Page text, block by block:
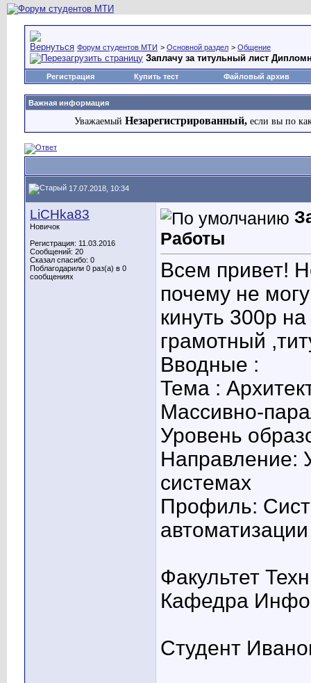
Форум студентов МТИ > Основной раздел > Общение
Заплачу за титульный лист
Регистрация Купить тест Файловый архив
Важная информация
Уважаемый Незарегистрированный, если вы по
17.07.2018, 10:34
LiCHka83
Новичок
Регистрация: 11.03.2016
Сообщений: 20
Сказал спасибо: 0
Поблагодарили 0 раз(а) в 0
сообщениях
Работы
Всем привет!
почему не
кинуть 300р
грамотный
Вводные :
Тема :
Массивно-
Уровень
Направление:
системах
Профиль:
Факультет
Кафедра
Студент